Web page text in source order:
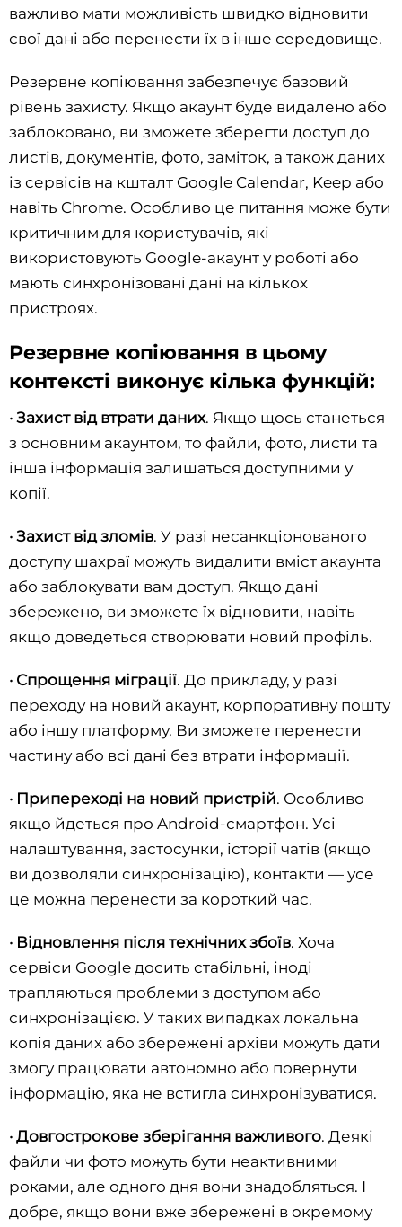
важливо мати можливість швидко відновити
свої дані або перенести їх в інше середовище.
Резервне копіювання забезпечує базовий
рівень захисту. Якщо акаунт буде видалено або
заблоковано, ви зможете зберегти доступ до
листів, документів, фото, заміток, а також даних
із сервісів на кшталт Google Calendar, Keep або
навіть Chrome. Особливо це питання може бути
критичним для користувачів, які
використовують Google-акаунт у роботі або
мають синхронізовані дані на кількох
пристроях.
Резервне копіювання в цьому
контексті виконує кілька функцій:
· Захист від втрати даних. Якщо щось станеться
з основним акаунтом, то файли, фото, листи та
інша інформація залишаться доступними у
копії.
· Захист від зломів. У разі несанкціонованого
доступу шахраї можуть видалити вміст акаунта
або заблокувати вам доступ. Якщо дані
збережено, ви зможете їх відновити, навіть
якщо доведеться створювати новий профіль.
· Спрощення міграції. До прикладу, у разі
переходу на новий акаунт, корпоративну пошту
або іншу платформу. Ви зможете перенести
частину або всі дані без втрати інформації.
· Припереході на новий пристрій. Особливо
якщо йдеться про Android-смартфон. Усі
налаштування, застосунки, історії чатів (якщо
ви дозволяли синхронізацію), контакти — усе
це можна перенести за короткий час.
· Відновлення після технічних збоїв. Хоча
сервіси Google досить стабільні, іноді
трапляються проблеми з доступом або
синхронізацією. У таких випадках локальна
копія даних або збережені архіви можуть дати
змогу працювати автономно або повернути
інформацію, яка не встигла синхронізуватися.
· Довгострокове зберігання важливого. Деякі
файли чи фото можуть бути неактивними
роками, але одного дня вони знадобляться. І
добре, якщо вони вже збережені в окремому